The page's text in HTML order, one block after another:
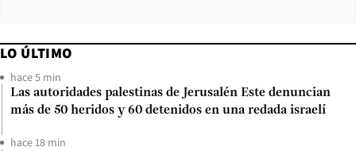
LO ÚLTIMO
hace 5 min
Las autoridades palestinas de Jerusalén Este denuncian
más de 50 heridos y 60 detenidos en una redada israelí
hace 18 min